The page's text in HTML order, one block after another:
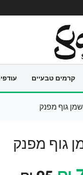
קרמים טבעיים
שמן גוף מפנק
גוף מפנק